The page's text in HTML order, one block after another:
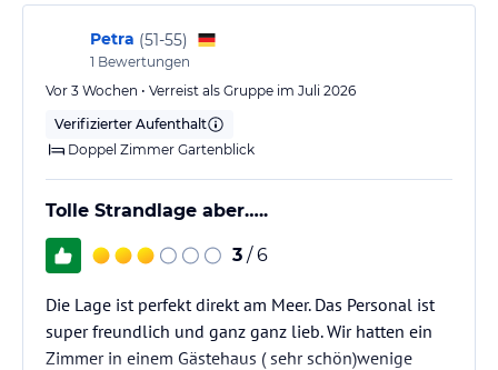
Petra (51-55)
1 Bewertungen
Vor 3 Wochen • Verreist als Gruppe im Juli 2026
Verifizierter Aufenthalt
Doppel Zimmer Gartenblick
Tolle Strandlage aber…..
3 / 6
Die Lage ist perfekt direkt am Meer. Das Personal ist
super freundlich und ganz ganz lieb. Wir hatten ein
Zimmer in einem Gästehaus ( sehr schön)wenige